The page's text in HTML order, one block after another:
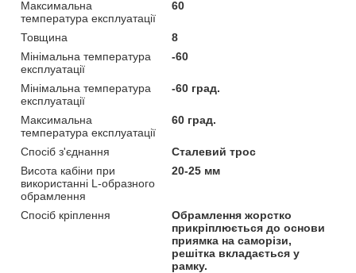
Максимальна
температура експлуатації
60
Товщина
8
Мінімальна температура
експлуатації
-60
Мінімальна температура
експлуатації
-60 град.
Максимальна
температура експлуатації
60 град.
Спосіб з'єднання
Сталевий трос
Висота кабіни при
використанні L-образного
обрамлення
20-25 мм
Спосіб кріплення
Обрамлення жорстко
прикріплюється до основи
приямка на саморізи,
решітка вкладається у
рамку.